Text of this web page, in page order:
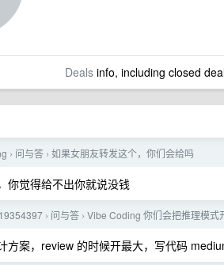
Dealsinfo, including closed
› 问与答 › 如果女朋友转发这个，你们会给吗
你觉得给不出你就说没钱
› 问与答 › Vibe Coding 你们会把推理模式
方案，review 的时候开最大，写代码